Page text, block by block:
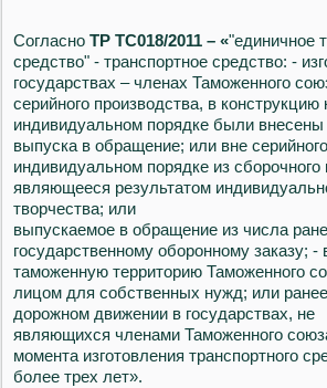
Согласно ТР ТС018/2011 – «"единичное
средство" - транспортное средство: -
государствах – членах Таможенного
серийного производства, в конструкцию
индивидуальном порядке были
выпуска в обращение; или вне
индивидуальном порядке из сборочного
являющееся результатом
творчества; или
выпускаемое в обращение из числа
государственному оборонному заказу;
таможенную территорию Таможенного
лицом для собственных нужд; или
дорожном движении в государствах, не
являющихся членами Таможенного
момента изготовления транспортного
более трех лет».